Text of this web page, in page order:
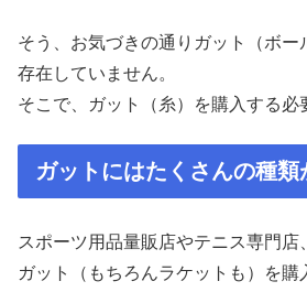
そう、お気づきの通りガット（ボー
存在していません。
そこで、ガット（糸）を購入する必
ガットにはたくさんの種類
スポーツ用品量販店やテニス専門
ガット（もちろんラケットも）を購